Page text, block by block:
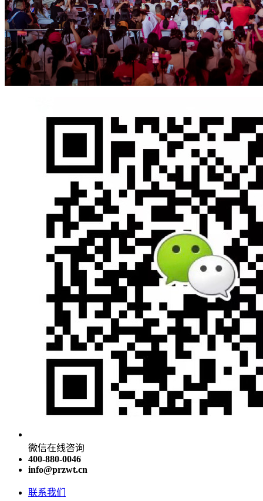
微信在线咨询
400-880-0046
info@przwt.cn
联系我们